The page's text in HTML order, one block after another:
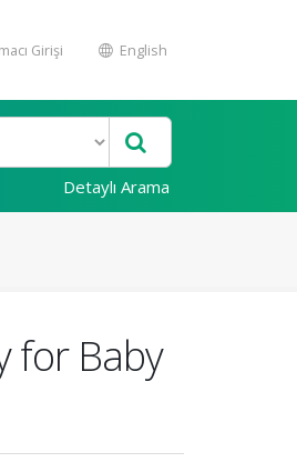
Girişi English
Detaylı Arama
for Baby